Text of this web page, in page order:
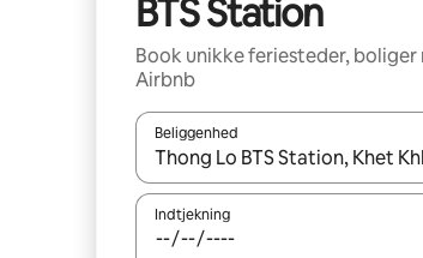
BTS Station
Book unikke feriesteder, boliger
Airbnb
Beliggenhed
Når resultaterne er tilgængelige,
Indtjekning